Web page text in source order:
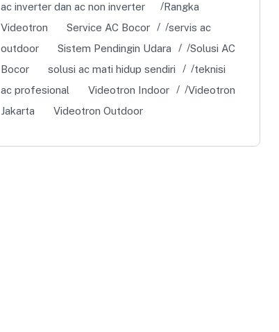
ac inverter dan ac non inverter
Rangka
Videotron
Service AC Bocor
servis ac
outdoor
Sistem Pendingin Udara
Solusi AC
Bocor
solusi ac mati hidup sendiri
teknisi
ac profesional
Videotron Indoor
Videotron
Jakarta
Videotron Outdoor